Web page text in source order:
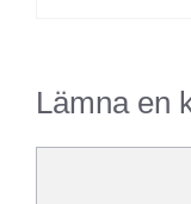
Lämna en